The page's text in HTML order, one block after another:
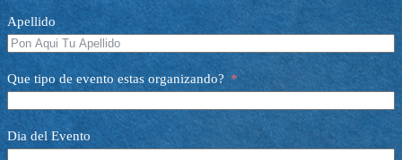
Apellido
Que tipo de evento estas organizando?
Dia del Evento